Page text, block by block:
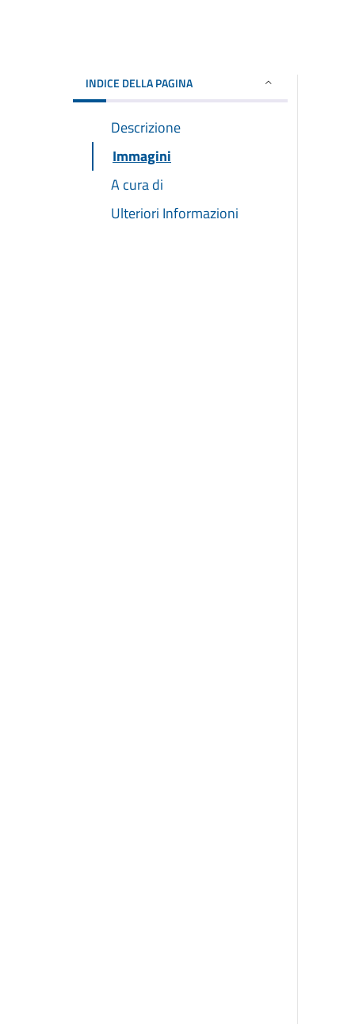
INDICE DELLA PAGINA
Descrizione
Immagini
A cura di
Ulteriori Informazioni